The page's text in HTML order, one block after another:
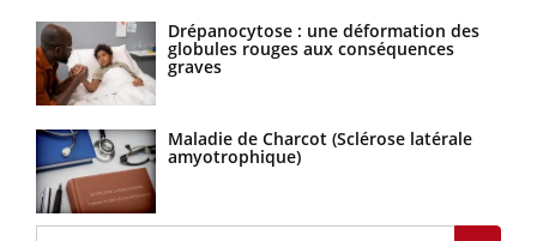
Drépanocytose : une déformation des
globules rouges aux conséquences
graves
Maladie de Charcot (Sclérose latérale
amyotrophique)